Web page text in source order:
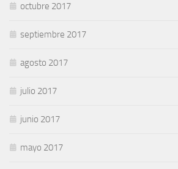
octubre 2017
septiembre 2017
agosto 2017
julio 2017
junio 2017
mayo 2017